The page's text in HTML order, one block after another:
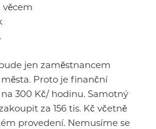
věcem
jen zaměstnancem
Proto je finanční
300 Kč/ hodinu. Samotný
za 156 tis. Kč včetně
provedení. Nemusíme se